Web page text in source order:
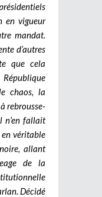
en vigueur
mandat.
d’autres
que cela
chaos, la
rebrousse-
n’en fallait
en véritable
allant
de la
Décidé